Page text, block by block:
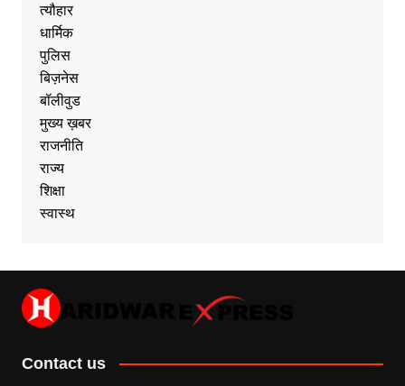
त्यौहार
धार्मिक
पुलिस
बिज़नेस
बॉलीवुड
मुख्य ख़बर
राजनीति
राज्य
शिक्षा
स्वास्थ
Contact us